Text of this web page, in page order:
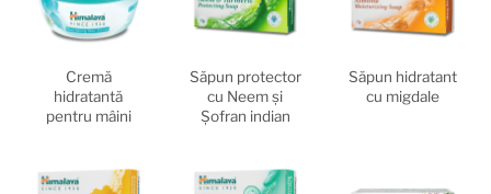
Cremă
hidratantă
pentru mâini
Săpun protector
cu Neem şi
Şofran indian
Săpun hidratant
cu migdale